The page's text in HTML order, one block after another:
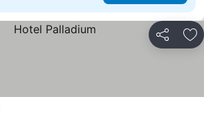
Compartir